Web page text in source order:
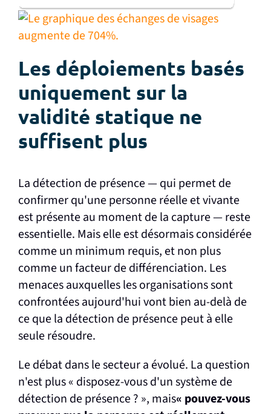
Les déploiements basés
uniquement sur la
validité statique ne
suffisent plus
La détection de présence — qui permet de
confirmer qu'une personne réelle et vivante
est présente au moment de la capture — reste
essentielle. Mais elle est désormais considérée
comme un minimum requis, et non plus
comme un facteur de différenciation. Les
menaces auxquelles les organisations sont
confrontées aujourd'hui vont bien au-delà de
ce que la détection de présence peut à elle
seule résoudre.
Le débat dans le secteur a évolué. La question
n'est plus « disposez-vous d'un système de
détection de présence ? », mais« pouvez-vous